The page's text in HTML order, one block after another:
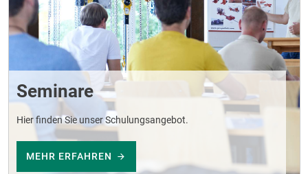
Seminare
Hier finden Sie unser Schulungsangebot.
MEHR ERFAHREN